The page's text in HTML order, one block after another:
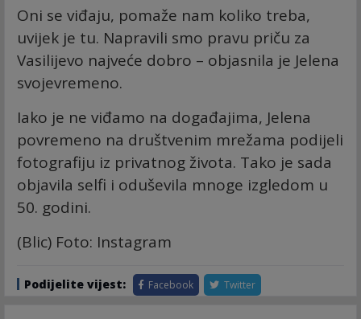
Oni se viđaju, pomaže nam koliko treba,
uvijek je tu. Napravili smo pravu priču za
Vasilijevo najveće dobro – objasnila je Jelena
svojevremeno.
Iako je ne viđamo na događajima, Jelena
povremeno na društvenim mrežama podijeli
fotografiju iz privatnog života. Tako je sada
objavila selfi i oduševila mnoge izgledom u
50. godini.
(Blic) Foto: Instagram
Podijelite vijest: Facebook Twitter